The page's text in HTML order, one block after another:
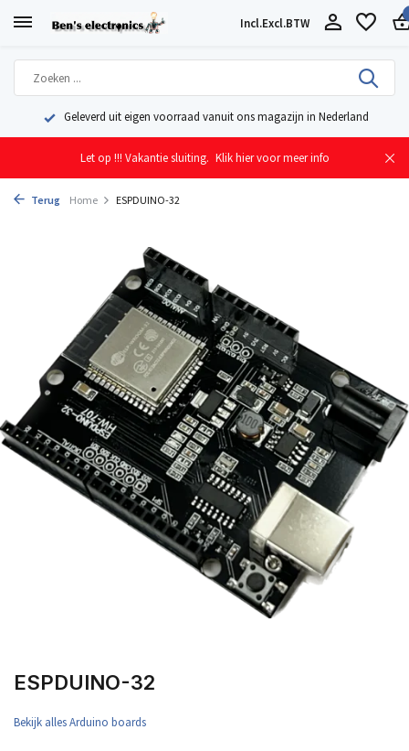
Incl.Excl.BTW
Geleverd uit eigen voorraad vanuit ons magazijn in Nederland
Let op !!! Vakantie sluiting. Klik hier voor meer info
Terug Home ESPDUINO-32
ESPDUINO-32
Bekijk alles Arduino boards